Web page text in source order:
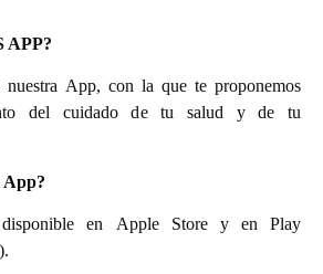
APP?
App, con la que te proponemos
del cuidado de tu salud y de tu
App?
en Apple Store y en Play